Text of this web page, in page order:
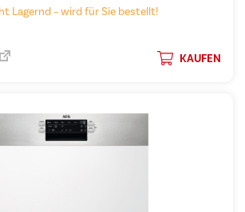
Lagernd – wird für Sie bestellt!
KAUFEN